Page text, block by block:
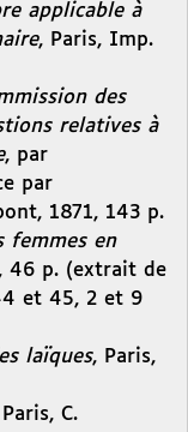
applicable à
, Paris, Imp.
des
relatives à
, par
par
1871, 143 p.
femmes en
46 p. (extrait de
et 45, 2 et 9
laïques, Paris,
C.